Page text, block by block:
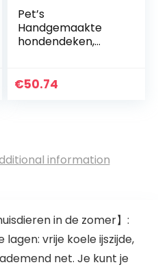
Pet’s
Handgemaakte
hondendeken,
hondenbed voor
mosterd/geel)
€50.74
information
in de zomer】:
vrije koele ijszijde,
net. Je kunt je